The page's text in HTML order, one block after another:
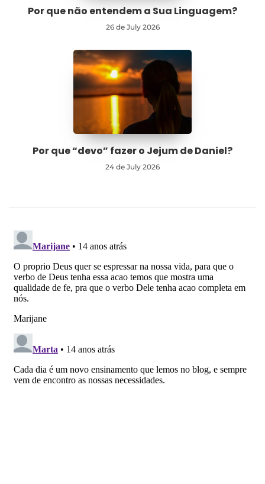
Por que não entendem a Sua Linguagem?
26 de July 2026
Por que “devo” fazer o Jejum de Daniel?
24 de July 2026